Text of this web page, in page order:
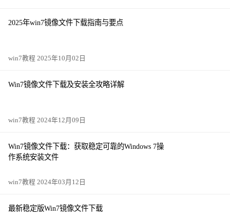
2025年win7镜像文件下载指南与要点
win7教程 2025年10月02日
Win7镜像文件下载及安装全攻略详解
win7教程 2024年12月09日
Win7镜像文件下载：获取稳定可靠的Windows 7操
作系统安装文件
win7教程 2024年03月12日
最新稳定版Win7镜像文件下载